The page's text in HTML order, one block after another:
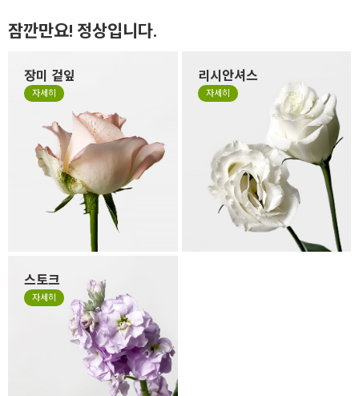
잠깐만요! 정상입니다.
장미 겉잎
자세히
장미 겉잎이 쭈글거리거나 잎
의 색이 바랜 것은 시든게 아니
라 꽃을 예쁜 형태로 싱싱하고
오랜 생명력을 유지하기 위해
떼지 않고 제작하는 경우가 있
습니다. 만일 겉잎이 보기 싫으
시면 겉잎 부분만 살짝 떼어 주
리시안셔스
자세히
리시안셔스는 꽃잎이 하늘거
리는 얇은 잎들로 구성되어 있
어서 소재 특성상 꽃 형태가 원
형이 아닌 타원형으로 눌리거
나, 봉오리 형태가 찌그러져 있
을 수 있습니다. 살아있는 꽃의
자연스런 모습이니 그 모습도
사랑해 주세요.
스토크
자세히
계절꽃 소재로 잘 사용하는 스
토크는 얇고 작은 잎들이 줄줄
이 달려 있는 꽃으로 이러한 특
성 때문에 꽃의 형태가 일정하
지 않고, 말려져 있거나 쭈글거
리며 자유로운 형태가 있는 꽃